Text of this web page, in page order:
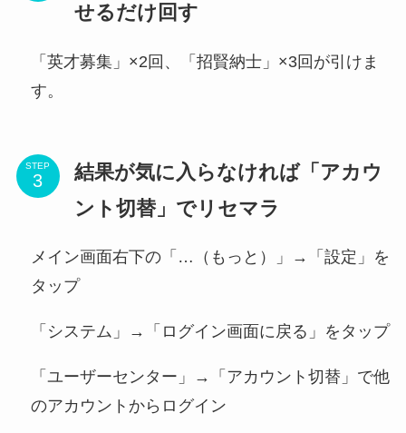
せるだけ回す
「英才募集」×2回、「招賢納士」×3回が引けま
す。
STEP
結果が気に入らなければ「アカウ
ント切替」でリセマラ
メイン画面右下の「…（もっと）」→「設定」を
タップ
「システム」→「ログイン画面に戻る」をタップ
「ユーザーセンター」→「アカウント切替」で他
のアカウントからログイン